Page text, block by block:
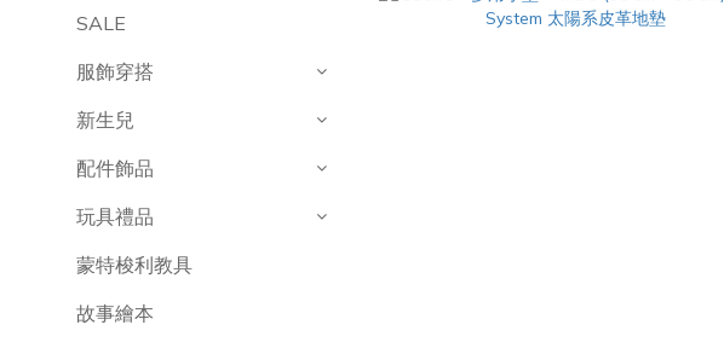
SALE
服飾穿搭
新生兒
配件飾品
玩具禮品
蒙特梭利教具
故事繪本